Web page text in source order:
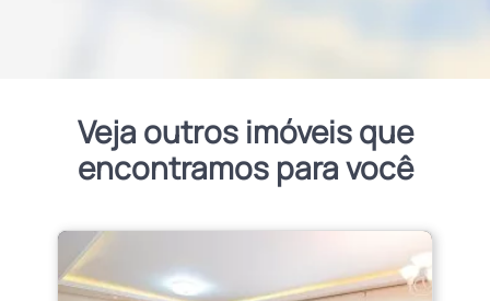
Veja outros imóveis que
encontramos para você